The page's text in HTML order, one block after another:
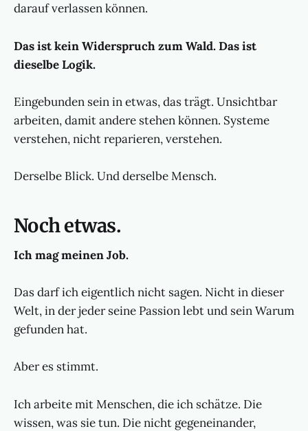
darauf verlassen können.
Das ist kein Widerspruch zum Wald. Das ist
dieselbe Logik.
Eingebunden sein in etwas, das trägt. Unsichtbar
arbeiten, damit andere stehen können. Systeme
verstehen, nicht reparieren, verstehen.
Derselbe Blick. Und derselbe Mensch.
Noch etwas.
Ich mag meinen Job.
Das darf ich eigentlich nicht sagen. Nicht in dieser
Welt, in der jeder seine Passion lebt und sein Warum
gefunden hat.
Aber es stimmt.
Ich arbeite mit Menschen, die ich schätze. Die
wissen, was sie tun. Die nicht gegeneinander,